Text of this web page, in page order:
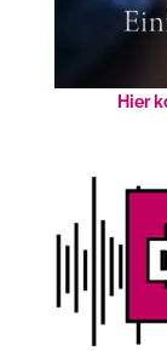
Hier